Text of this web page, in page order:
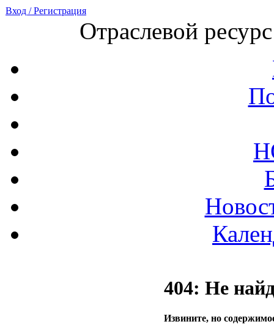
Вход / Регистрация
Отраслевой
404: Не
Извините, но